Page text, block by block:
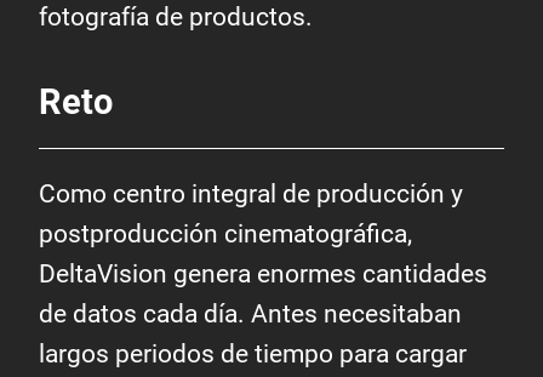
fotografía de productos.
Reto
Como centro integral de producción y
postproducción cinematográfica,
DeltaVision genera enormes cantidades
de datos cada día. Antes necesitaban
largos periodos de tiempo para cargar